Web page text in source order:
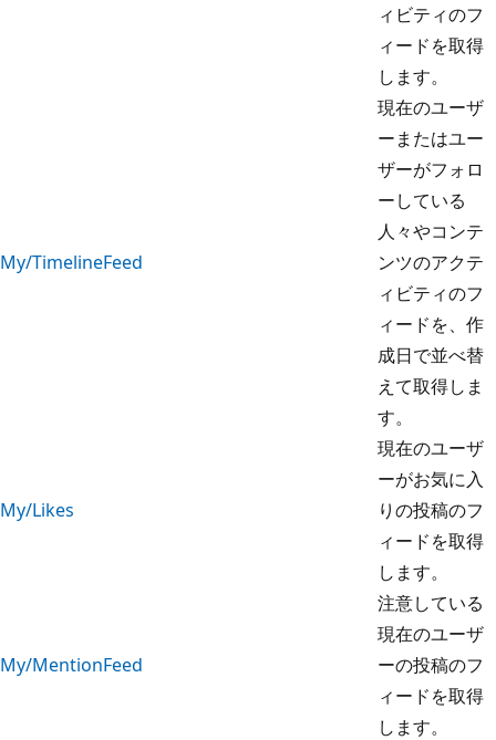
ィビティのフ
ィードを取得
します。
My/TimelineFeed
現在のユーザ
ーまたはユー
ザーがフォロ
ーしている
人々やコンテ
ンツのアクテ
ィビティのフ
ィードを、作
成日で並べ替
えて取得しま
す。
My/Likes
現在のユーザ
ーがお気に入
りの投稿のフ
ィードを取得
します。
My/MentionFeed
注意している
現在のユーザ
ーの投稿のフ
ィードを取得
します。